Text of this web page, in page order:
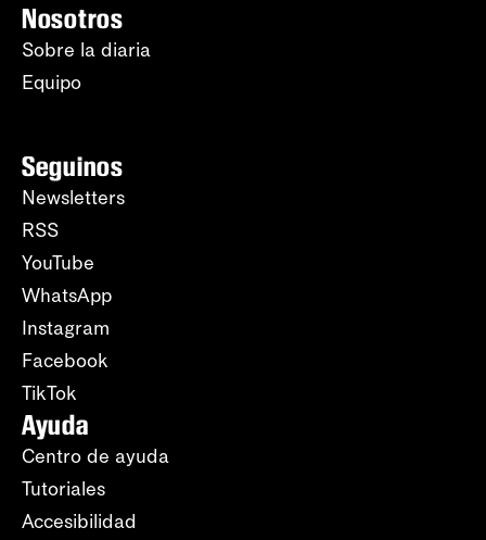
Nosotros
Sobre la diaria
Equipo
Seguinos
Newsletters
RSS
YouTube
WhatsApp
Instagram
Facebook
TikTok
Ayuda
Centro de ayuda
Tutoriales
Accesibilidad